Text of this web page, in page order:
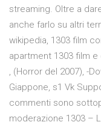
streaming. Oltre a
anche farlo su altri
wikipedia, 1303 film
apartment 1303 film
, (Horror del 2007), -
Giappone, s1 Vk
commenti sono
moderazione 1303 –